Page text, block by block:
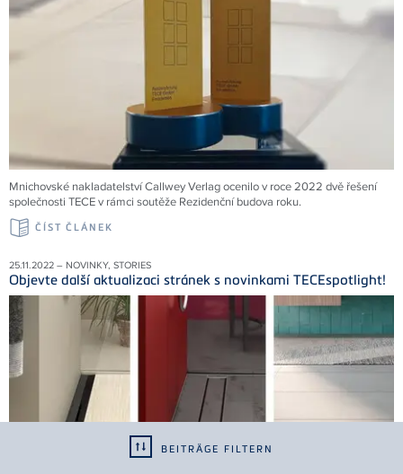
BEITRÄGE FILTERN
Mnichovské nakladatelství Callwey Verlag ocenilo v roce 2022 dvě řešení
společnosti TECE v rámci soutěže Rezidenční budova roku.
ČÍST ČLÁNEK
25.11.2022 – NOVINKY, STORIES
Objevte další aktualizaci stránek s novinkami TECEspotlight!